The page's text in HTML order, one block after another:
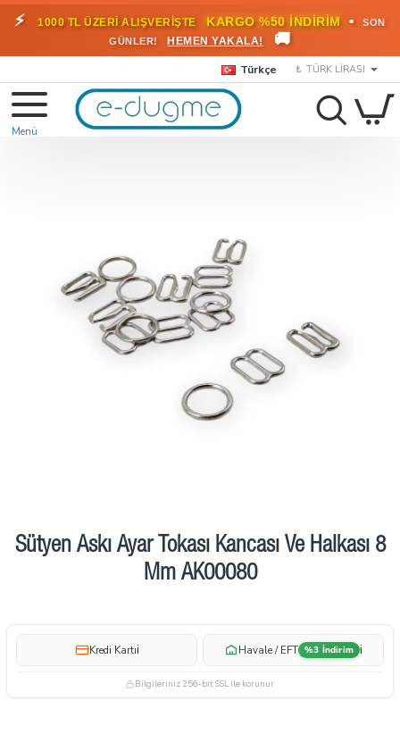
⚡ 1000 TL ÜZERİ ALIŞVERİŞTE KARGO %50 İNDİRİM •
SON
GÜNLER!
HEMEN YAKALA! 🚚
Türkçe ₺ TÜRK LIRASI
Sütyen Askı Ayar Tokası Kancası Ve Halkası 8
Mm AK00080
Kredi Kartıi Havale / EFT %3 İndirim i
Bilgileriniz 256-bit SSL ile korunur